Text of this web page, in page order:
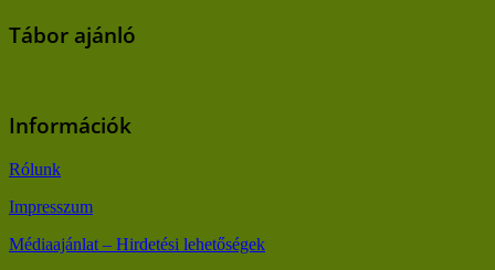
Tábor ajánló
Információk
Rólunk
Impresszum
Médiaajánlat – Hirdetési lehetőségek